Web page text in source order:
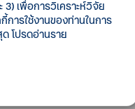
forecasts — while
Bank of England’s
to 134,000.
lending declined by
เพื่อการวิเคราะห์วิจัย
การใช้งานของท่านในการ
โปรดอ่านราย